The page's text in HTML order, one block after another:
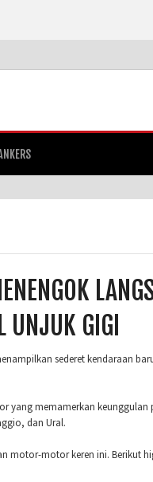
UNJUK GIGI
sederet kendaraan
yang memamerkan
dan Ural.
motor-motor keren ini. Berikut